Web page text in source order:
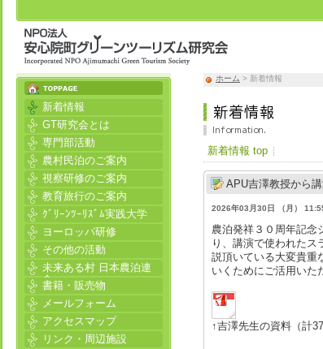
ホーム > 新着情報
新着情報 top
APU吉澤教授から
2026年03月30日 （月）
農泊発祥３０周年記念
り、講演で使われたス
説頂いている大変貴重
いくためにご活用いた
↑吉澤先生の資料（計
新着情報
GT研究会とは
専門部活動
農村民泊のご案内
視察研修のご案内
教育旅行のご案内
ｸﾞﾘｰﾝﾂｰﾘｽﾞﾑ実践大学
ヨーロッパ研修
その他の活動
未来ある村 日本農泊連
合
書籍・販売物
メールフォーム
アクセスマップ
リンク・周辺施設